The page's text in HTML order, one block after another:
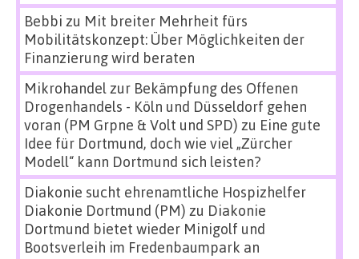
Bebbi zu Mit breiter Mehrheit fürs
Mobilitätskonzept: Über Möglichkeiten der
Finanzierung wird beraten
Mikrohandel zur Bekämpfung des Offenen
Drogenhandels - Köln und Düsseldorf gehen
voran (PM Grpne & Volt und SPD) zu Eine gute
Idee für Dortmund, doch wie viel „Zürcher
Modell“ kann Dortmund sich leisten?
Diakonie sucht ehrenamtliche Hospizhelfer
Diakonie Dortmund (PM) zu Diakonie
Dortmund bietet wieder Minigolf und
Bootsverleih im Fredenbaumpark an